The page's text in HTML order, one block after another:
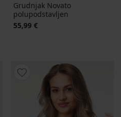
Grudnjak Novato
polupodstavljen
55,99 €